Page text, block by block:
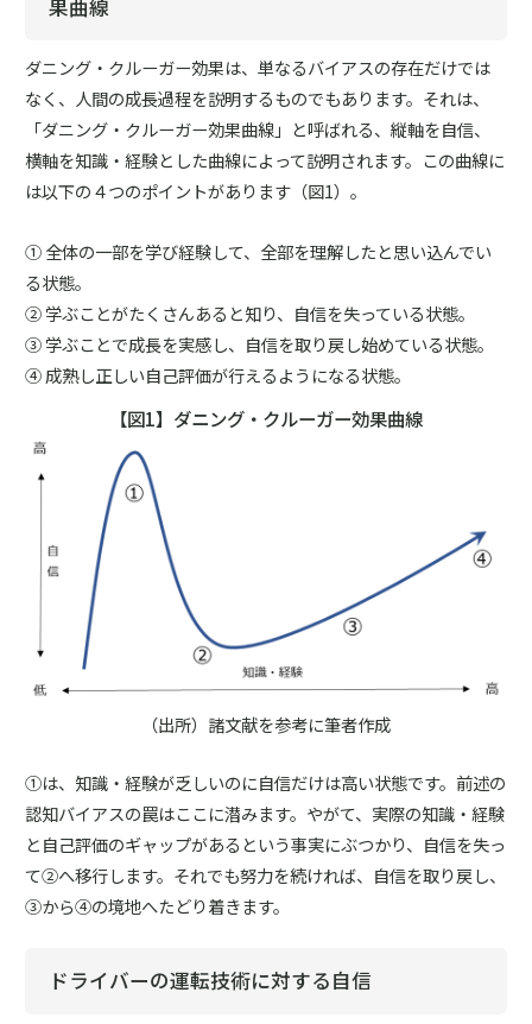
果曲線
ダニング・クルーガー効果は、単なるバイアスの存在だけでは
なく、人間の成長過程を説明するものでもあります。それは、
「ダニング・クルーガー効果曲線」と呼ばれる、縦軸を自信、
横軸を知識・経験とした曲線によって説明されます。この曲線に
は以下の４つのポイントがあります（図1）。
① 全体の一部を学び経験して、全部を理解したと思い込んでい
る状態。
② 学ぶことがたくさんあると知り、自信を失っている状態。
③ 学ぶことで成長を実感し、自信を取り戻し始めている状態。
④ 成熟し正しい自己評価が行えるようになる状態。
【図1】ダニング・クルーガー効果曲線
（出所）諸文献を参考に筆者作成
①は、知識・経験が乏しいのに自信だけは高い状態です。前述の
認知バイアスの罠はここに潜みます。やがて、実際の知識・経験
と自己評価のギャップがあるという事実にぶつかり、自信を失っ
て②へ移行します。それでも努力を続ければ、自信を取り戻し、
③から④の境地へたどり着きます。
ドライバーの運転技術に対する自信